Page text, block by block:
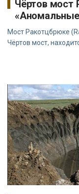
Чёртов мост
Мост Ракотцбрюке
Чёртов мост,